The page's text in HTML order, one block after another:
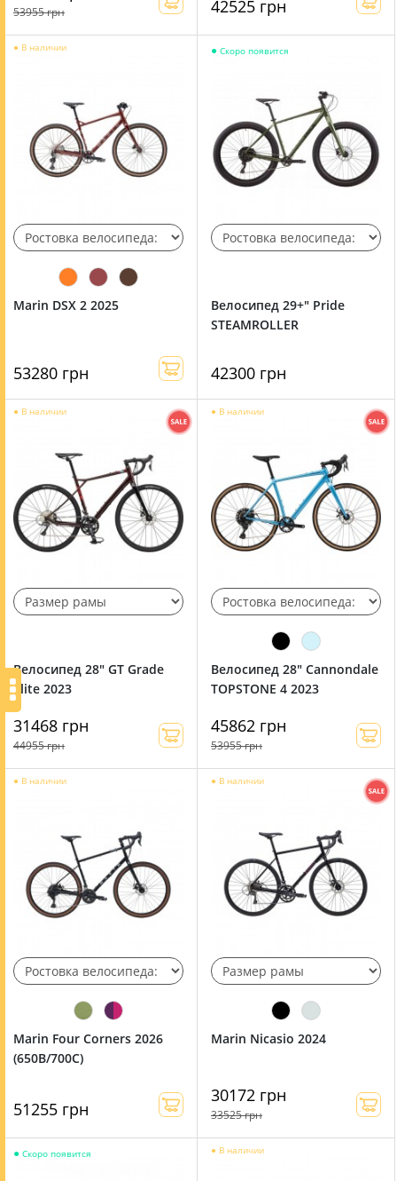
53955 грн 42525 грн
● В наличии
Marin DSX 2 2025
53280 грн
● Скоро появится
Велосипед 29+" Pride
STEAMROLLER
42300 грн
● В наличии
Велосипед 28" GT Grade
Elite 2023
31468 грн
44955 грн
● В наличии
Велосипед 28" Cannondale
TOPSTONE 4 2023
45862 грн
53955 грн
● В наличии
Marin Four Corners 2026
(650B/700C)
51255 грн
● В наличии
Marin Nicasio 2024
30172 грн
33525 грн
● Скоро появится ● В наличии